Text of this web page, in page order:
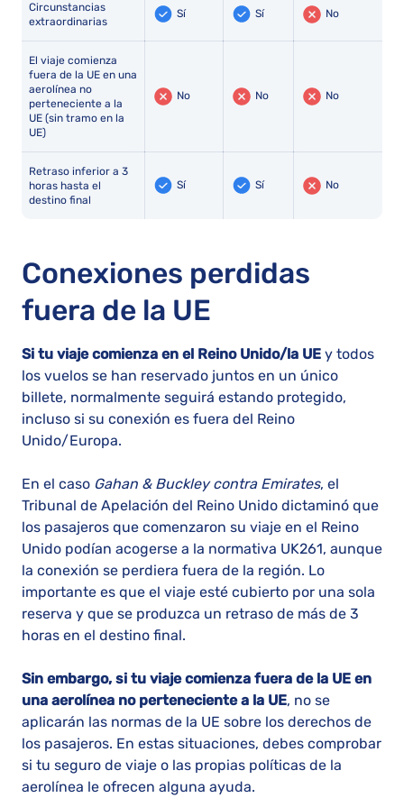
Circunstancias
extraordinarias
Sí Sí No
El viaje comienza
fuera de la UE en una
aerolínea no
perteneciente a la
UE (sin tramo en la
UE)
No No No
Retraso inferior a 3
horas hasta el
destino final
Sí Sí No
Conexiones perdidas
fuera de la UE
Si tu viaje comienza en el Reino Unido/la UE y todos
los vuelos se han reservado juntos en un único
billete, normalmente seguirá estando protegido,
incluso si su conexión es fuera del Reino
Unido/Europa.
En el caso Gahan & Buckley contra Emirates, el
Tribunal de Apelación del Reino Unido dictaminó que
los pasajeros que comenzaron su viaje en el Reino
Unido podían acogerse a la normativa UK261, aunque
la conexión se perdiera fuera de la región. Lo
importante es que el viaje esté cubierto por una sola
reserva y que se produzca un retraso de más de 3
horas en el destino final.
Sin embargo, si tu viaje comienza fuera de la UE en
una aerolínea no perteneciente a la UE, no se
aplicarán las normas de la UE sobre los derechos de
los pasajeros. En estas situaciones, debes comprobar
si tu seguro de viaje o las propias políticas de la
aerolínea le ofrecen alguna ayuda.